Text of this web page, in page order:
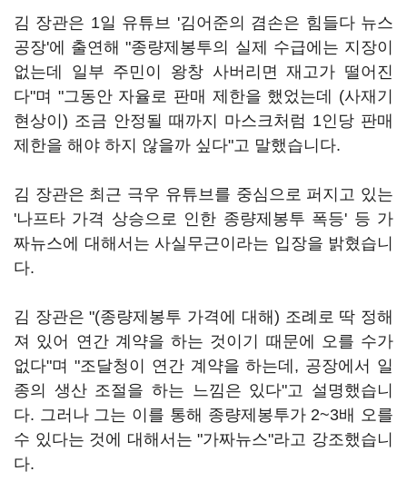
김 장관은 1일 유튜브 '김어준의 겸손은 힘들다 뉴스
공장'에 출연해 "종량제봉투의 실제 수급에는 지장이
없는데 일부 주민이 왕창 사버리면 재고가 떨어진
다"며 "그동안 자율로 판매 제한을 했었는데 (사재기
현상이) 조금 안정될 때까지 마스크처럼 1인당 판매
제한을 해야 하지 않을까 싶다"고 말했습니다.
김 장관은 최근 극우 유튜브를 중심으로 퍼지고 있는
'나프타 가격 상승으로 인한 종량제봉투 폭등' 등 가
짜뉴스에 대해서는 사실무근이라는 입장을 밝혔습니
다.
김 장관은 "(종량제봉투 가격에 대해) 조례로 딱 정해
져 있어 연간 계약을 하는 것이기 때문에 오를 수가
없다"며 "조달청이 연간 계약을 하는데, 공장에서 일
종의 생산 조절을 하는 느낌은 있다"고 설명했습니
다. 그러나 그는 이를 통해 종량제봉투가 2~3배 오를
수 있다는 것에 대해서는 "가짜뉴스"라고 강조했습니
다.